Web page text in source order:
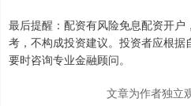
最后提醒：配资有风险免息配资开户
考，不构成投资建议。投资者应根
要时咨询专业金融顾问。
文章为作者独立